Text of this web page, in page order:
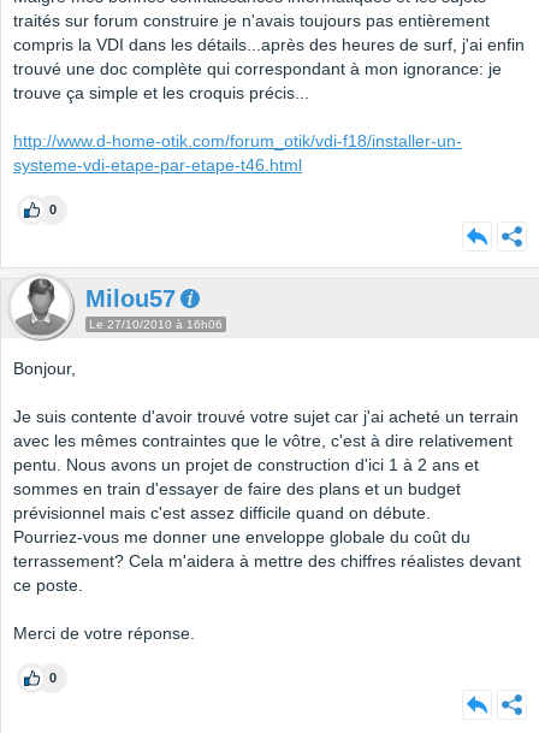
traités sur forum construire je n'avais toujours pas entièrement
compris la VDI dans les détails...après des heures de surf, j'ai enfin
trouvé une doc complète qui correspondant à mon ignorance: je
trouve ça simple et les croquis précis...
http://www.d-home-otik.com/forum_otik/vdi-f18/installer-un-
systeme-vdi-etape-par-etape-t46.html
0
Milou57
Le 27/10/2010 à 16h06
Bonjour,
Je suis contente d'avoir trouvé votre sujet car j'ai acheté un terrain
avec les mêmes contraintes que le vôtre, c'est à dire relativement
pentu. Nous avons un projet de construction d'ici 1 à 2 ans et
sommes en train d'essayer de faire des plans et un budget
prévisionnel mais c'est assez difficile quand on débute.
Pourriez-vous me donner une enveloppe globale du coût du
terrassement? Cela m'aidera à mettre des chiffres réalistes devant
ce poste.
Merci de votre réponse.
0